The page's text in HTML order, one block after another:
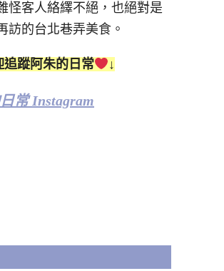
怪客人絡繹不絕，也絕對是
訪的台北巷弄美食。
追蹤阿朱的日常 ↓
常 Instagram